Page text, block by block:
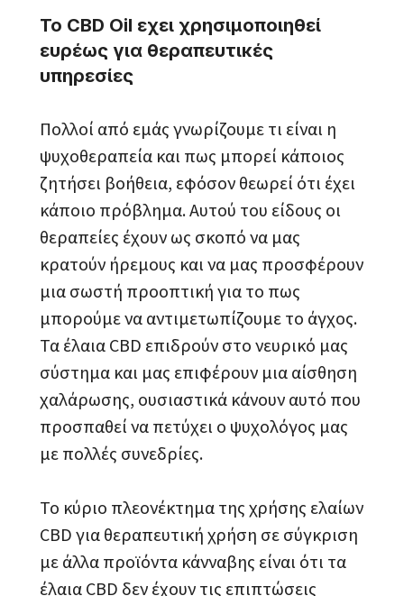
Το CBD Oil εχει χρησιμοποιηθεί
ευρέως για θεραπευτικές
υπηρεσίες
Πολλοί από εμάς γνωρίζουμε τι είναι η
ψυχοθεραπεία και πως μπορεί κάποιος
ζητήσει βοήθεια, εφόσον θεωρεί ότι έχει
κάποιο πρόβλημα. Αυτού του είδους οι
θεραπείες έχουν ως σκοπό να μας
κρατούν ήρεμους και να μας προσφέρουν
μια σωστή προοπτική για το πως
μπορούμε να αντιμετωπίζουμε το άγχος.
Τα έλαια CBD επιδρούν στο νευρικό μας
σύστημα και μας επιφέρουν μια αίσθηση
χαλάρωσης, ουσιαστικά κάνουν αυτό που
προσπαθεί να πετύχει ο ψυχολόγος μας
με πολλές συνεδρίες.
Το κύριο πλεονέκτημα της χρήσης ελαίων
CBD για θεραπευτική χρήση σε σύγκριση
με άλλα προϊόντα κάνναβης είναι ότι τα
έλαια CBD δεν έχουν τις επιπτώσεις